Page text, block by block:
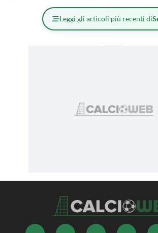
Leggi gli articoli più recenti di